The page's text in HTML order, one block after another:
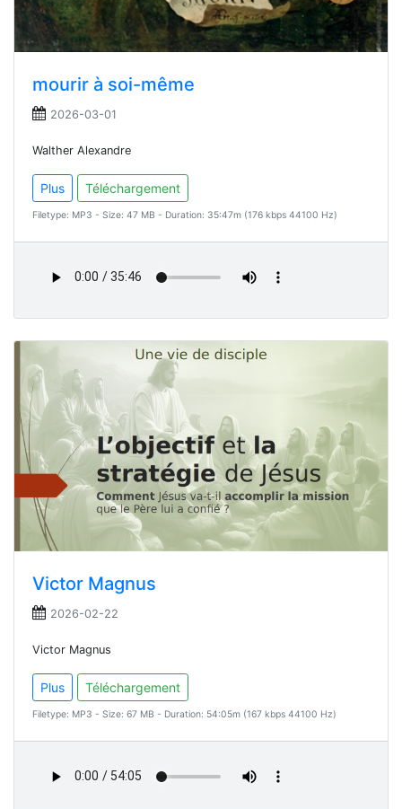
mourir à soi-même
2026-03-01
Walther Alexandre
Plus Téléchargement
Filetype: MP3 - Size: 47 MB - Duration: 35:47m (176 kbps 44100 Hz)
Victor Magnus
2026-02-22
Victor Magnus
Plus Téléchargement
Filetype: MP3 - Size: 67 MB - Duration: 54:05m (167 kbps 44100 Hz)